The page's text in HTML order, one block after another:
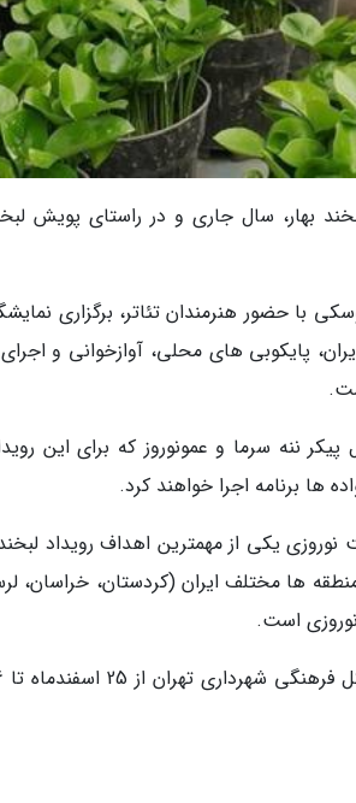
با حضور هنرمندان تئاتر، برگزاری
پایکوبی های محلی، آوازخوانی و
ننه سرما و عمونوروز که برای این
ها برنامه اجرا خواهند کرد.
یکی از مهمترین اهداف رویداد
ها مختلف ایران (کردستان، خراسان،
است.